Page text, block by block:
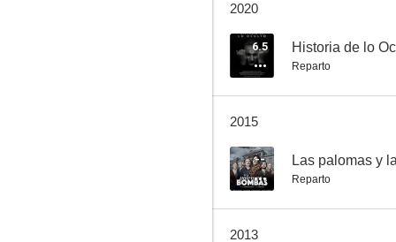
2020
6.5 Historia de lo
Reparto
2015
-- Las palomas y
Reparto
2013